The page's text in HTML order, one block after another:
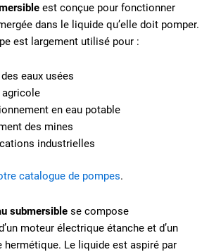
est conçue pour fonctionner
dans le liquide qu’elle doit pomper.
est largement utilisé pour :
eaux usées
en eau potable
des mines
industrielles
catalogue de pompes.
submersible se compose
moteur électrique étanche et d’un
hermétique. Le liquide est aspiré par